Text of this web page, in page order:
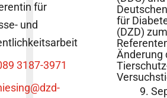
für
(DZD) zum
Änderung
9.
für
und
3187-3971
@dzd-